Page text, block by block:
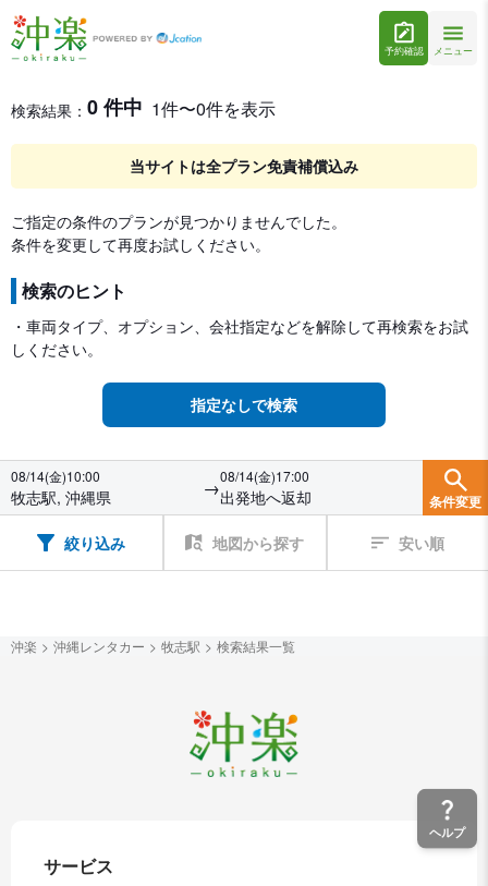
予約確認 メニュー
レンタカー検索・比較
レンタカー検索結果
検索結果： 0 件中 1件〜0件を表示
当サイトは全プラン免責補償込み
ご指定の条件のプランが見つかりませんでした。
条件を変更して再度お試しください。
検索のヒント
・車両タイプ、オプション、会社指定などを解除して再検索をお試
しください。
指定なしで検索
08/14(金)10:00
牧志駅, 沖縄県 →08/14(金)17:00
出発地へ返却 条件変更
絞り込み 地図から探す 安い順
ヘルプ
沖楽 沖縄レンタカー 牧志駅 検索結果一覧
サービス